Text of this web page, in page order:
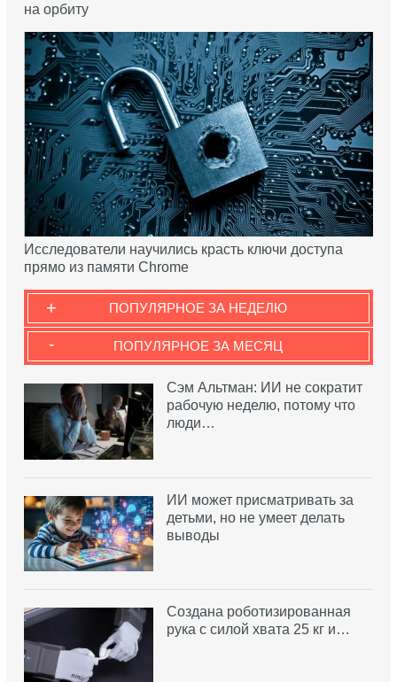
на орбиту
Исследователи научились красть ключи доступа
прямо из памяти Chrome
ПОПУЛЯРНОЕ ЗА НЕДЕЛЮ
+
ПОПУЛЯРНОЕ ЗА МЕСЯЦ
-
Сэм Альтман: ИИ не сократит
рабочую неделю, потому что
люди…
ИИ может присматривать за
детьми, но не умеет делать
выводы
Создана роботизированная
рука с силой хвата 25 кг и…